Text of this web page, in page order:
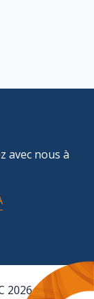
avec nous à
2026